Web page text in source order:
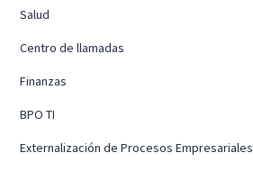
Salud
Centro de llamadas
Finanzas
BPO TI
Externalización de Procesos Empresariales